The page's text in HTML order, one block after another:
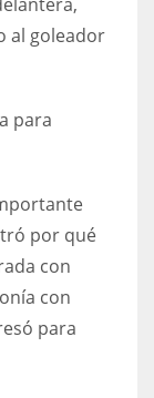
al goleador
para
por qué
con
con
para